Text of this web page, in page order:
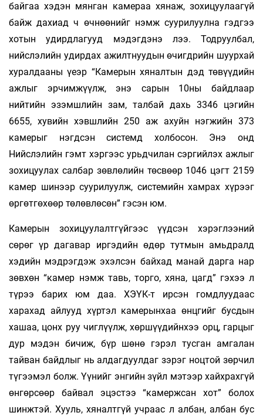
байгаа хэдэн мянган камераа хянаж, зохицуулаагүй
байж дахиад ч өчнөөнийг нэмж суурилуулна гэдгээ
хотын удирдлагууд мэдэгдэнэ лээ. Тодруулбал,
нийслэлийн удирдах ажилтнуудын өчигдрийн шуурхай
хуралдааны үеэр “Камерын хяналтын дэд төвүүдийн
ажлыг эрчимжүүлж, энэ сарын 10ны байдлаар
нийтийн эзэмшлийн зам, талбай дахь 3346 цэгийн
6655, хувийн хэвшлийн 250 аж ахуйн нэгжийн 373
камерыг нэгдсэн системд холбосон. Энэ онд
Нийслэлийн гэмт хэргээс урьдчилан сэргийлэх ажлыг
зохицуулах салбар зөвлөлийн төсвөөр 1046 цэгт 2159
камер шинээр суурилуулж, системийн хамрах хүрээг
өргөтгөхөөр төлөвлөсөн” гэсэн юм.
Камерын зохицуулалтгүйгээс үүдсэн хэрэглээний
сөрөг үр дагавар иргэдийн өдөр тутмын амьдралд
хэдийн мэдрэгдэж эхэлсэн байхад манай дарга нар
зөвхөн “камер нэмж тавь, торго, хяна, цагд” гэхээ л
түрээ барих юм даа. ХЭҮК-т ирсэн гомдлуудаас
харахад айлууд хүртэл камерынхаа өнцгийг бусдын
хашаа, цонх руу чиглүүлж, хөршүүдийнхээ орц, гарцыг
дур мэдэн бичиж, бүр шөнө гэрэл тусган амгалан
тайван байдлыг нь алдагдуулдаг зэрэг ноцтой зөрчил
түгээмэл болж. Үүнийг энгийн зүйл мэтээр хайхрахгүй
өнгөрсөөр байвал эцэстээ “камержсан хот” болох
шинжтэй. Хууль, хяналтгүй учраас л албан, албан бус